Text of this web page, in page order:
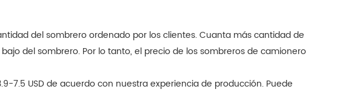
del sombrero ordenado por los clientes. Cuanta más cantidad de
del sombrero. Por lo tanto, el precio de los sombreros de camionero
7.5 USD de acuerdo con nuestra experiencia de producción. Puede